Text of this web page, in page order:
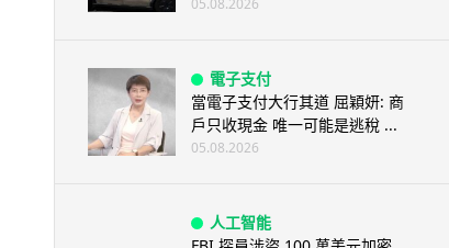
05.08.2026
電子支付
當電子支付大行其道 屈穎妍: 商
戶只收現金 唯一可能是逃稅 ...
05.08.2026
人工智能